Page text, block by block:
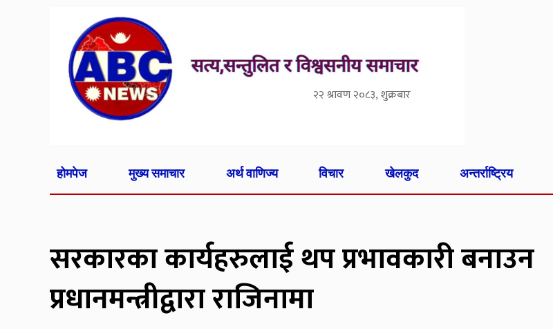
२२ श्रावण २०८३, शुक्रबार
होमपेज मुख्य समाचार अर्थ वाणिज्य विचार खेलकुद अन्तर्राष्ट्रिय
सरकारका कार्यहरुलाई थप प्रभावकारी बनाउन
प्रधानमन्त्रीद्वारा राजिनामा